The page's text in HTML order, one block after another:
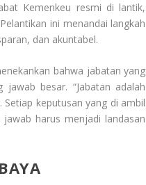
Kemenkeu resmi di lantik,
ini menandai langkah
dan akuntabel.
bahwa jabatan yang
besar. “Jabatan adalah
keputusan yang di ambil
harus menjadi landasan